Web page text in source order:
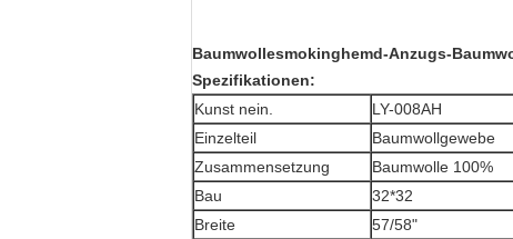
Baumwollesmokinghemd-Anzugs-
Spezifikationen:
Kunst nein.
LY-008AH
Einzelteil
Baumwollgewebe
Zusammensetzung
Baumwolle 100%
Bau
32*32
Breite
57/58"